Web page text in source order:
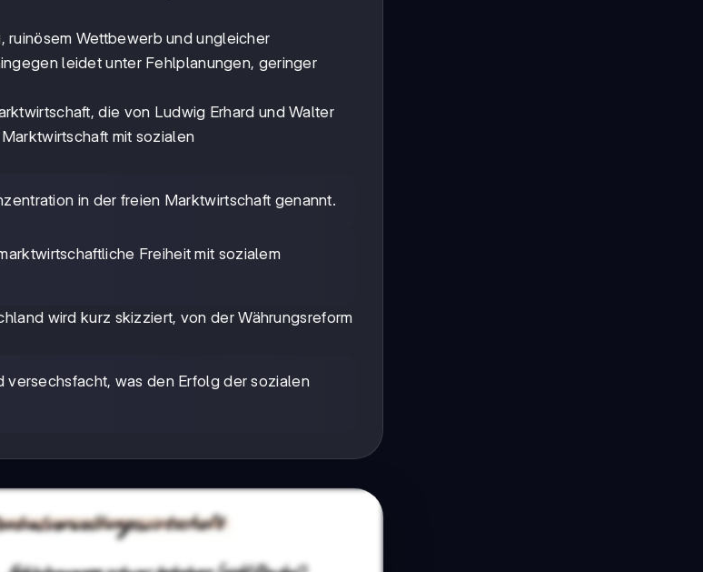
Wettbewerb und ungleicher
leidet unter Fehlplanungen, geringer
die von Ludwig Erhard und Walter
mit sozialen
in der freien Marktwirtschaft genannt.
Freiheit mit sozialem
wird kurz skizziert, von der Währungsreform
versechsfacht, was den Erfolg der sozialen